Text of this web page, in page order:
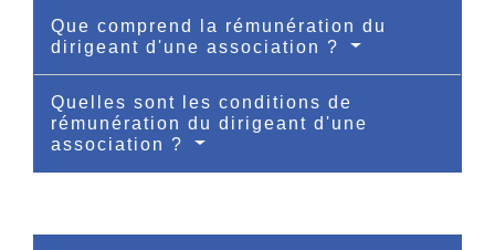
Que comprend la rémunération du
dirigeant d'une association ?
Quelles sont les conditions de
rémunération du dirigeant d'une
association ?